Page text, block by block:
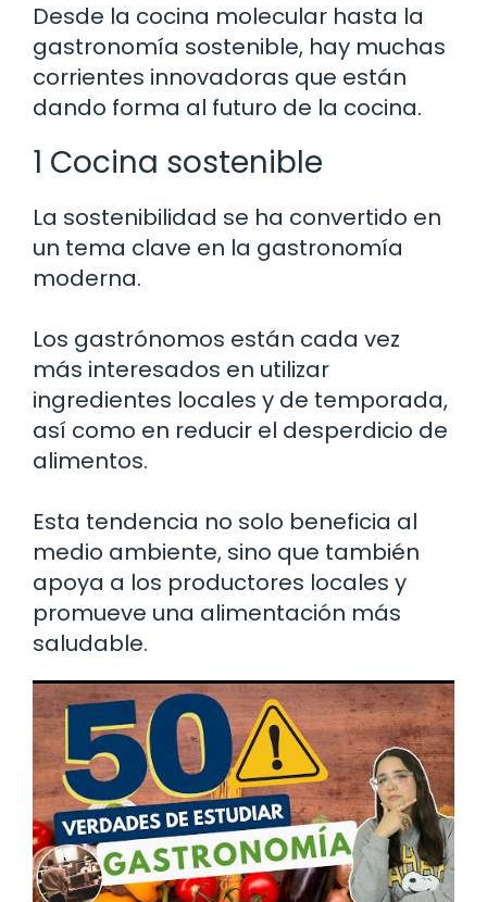
Desde la cocina molecular hasta la
gastronomía sostenible, hay muchas
corrientes innovadoras que están
dando forma al futuro de la cocina.
1 Cocina sostenible
La sostenibilidad se ha convertido en
un tema clave en la gastronomía
moderna.
Los gastrónomos están cada vez
más interesados en utilizar
ingredientes locales y de temporada,
así como en reducir el desperdicio de
alimentos.
Esta tendencia no solo beneficia al
medio ambiente, sino que también
apoya a los productores locales y
promueve una alimentación más
saludable.